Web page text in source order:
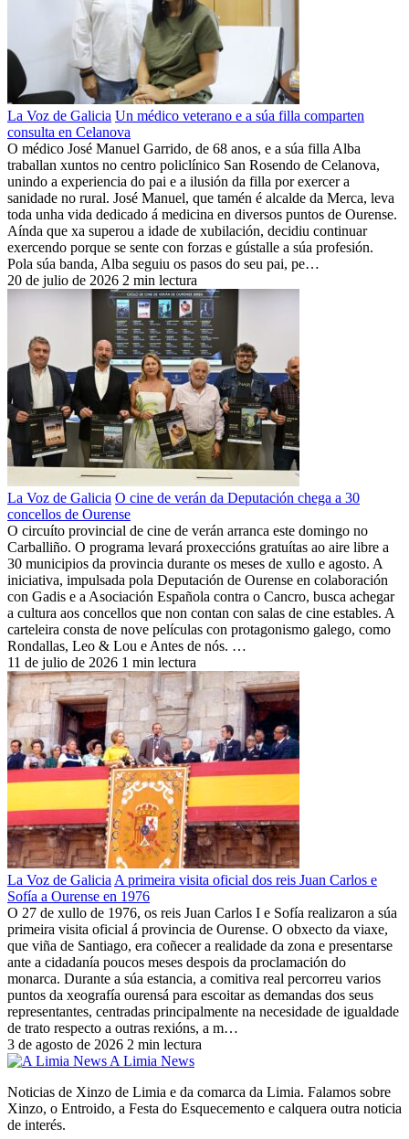
La Voz de Galicia Un médico veterano e a súa filla comparten
consulta en Celanova
O médico José Manuel Garrido, de 68 anos, e a súa filla Alba
traballan xuntos no centro policlínico San Rosendo de Celanova,
unindo a experiencia do pai e a ilusión da filla por exercer a
sanidade no rural. José Manuel, que tamén é alcalde da Merca, leva
toda unha vida dedicado á medicina en diversos puntos de Ourense.
Aínda que xa superou a idade de xubilación, decidiu continuar
exercendo porque se sente con forzas e gústalle a súa profesión.
Pola súa banda, Alba seguiu os pasos do seu pai, pe…
20 de julio de 2026 2 min lectura
La Voz de Galicia O cine de verán da Deputación chega a 30
concellos de Ourense
O circuíto provincial de cine de verán arranca este domingo no
Carballiño. O programa levará proxeccións gratuítas ao aire libre a
30 municipios da provincia durante os meses de xullo e agosto. A
iniciativa, impulsada pola Deputación de Ourense en colaboración
con Gadis e a Asociación Española contra o Cancro, busca achegar
a cultura aos concellos que non contan con salas de cine estables. A
carteleira consta de nove películas con protagonismo galego, como
Rondallas, Leo & Lou e Antes de nós. …
11 de julio de 2026 1 min lectura
La Voz de Galicia A primeira visita oficial dos reis Juan Carlos e
Sofía a Ourense en 1976
O 27 de xullo de 1976, os reis Juan Carlos I e Sofía realizaron a súa
primeira visita oficial á provincia de Ourense. O obxecto da viaxe,
que viña de Santiago, era coñecer a realidade da zona e presentarse
ante a cidadanía poucos meses despois da proclamación do
monarca. Durante a súa estancia, a comitiva real percorreu varios
puntos da xeografía ourensá para escoitar as demandas dos seus
representantes, centradas principalmente na necesidade de igualdade
de trato respecto a outras rexións, a m…
3 de agosto de 2026 2 min lectura
A Limia News
Noticias de Xinzo de Limia e da comarca da Limia. Falamos sobre
Xinzo, o Entroido, a Festa do Esquecemento e calquera outra noticia
de interés.